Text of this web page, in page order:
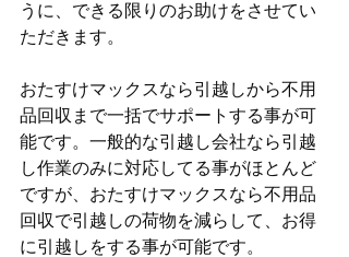
うに、できる限りのお助けをさせてい
ただきます。
おたすけマックスなら引越しから不用
品回収まで一括でサポートする事が可
能です。一般的な引越し会社なら引越
し作業のみに対応してる事がほとんど
ですが、おたすけマックスなら不用品
回収で引越しの荷物を減らして、お得
に引越しをする事が可能です。